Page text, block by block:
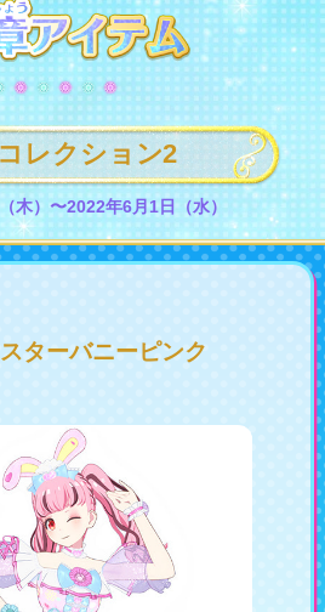
ペーン
ネスのお客様
第4章アイテム
レクション2
木）〜2022年6月1日（水）
ターバニーピンク